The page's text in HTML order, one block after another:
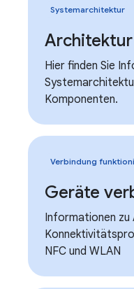
Systemarchitektur
Architektur
Hier finden Sie
Komponenten.
Verbindung
Geräte
Informationen zu
NFC und WLAN